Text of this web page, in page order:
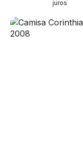
juros